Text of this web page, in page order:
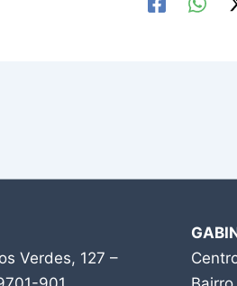
Verdes, 127 –